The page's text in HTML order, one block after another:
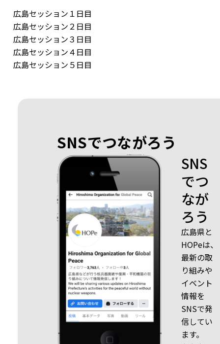
広島セッション１日目
広島セッション２日目
広島セッション３日目
広島セッション４日目
広島セッション５日目
SNSでつながろう
SNS
でつ
なが
ろう
広島県と
HOPeは、
最新の取
り組みや
イベント
情報を
SNSで発
信してい
ます。